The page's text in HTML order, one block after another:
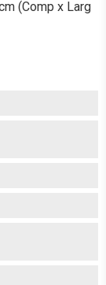
(Comp x Larg